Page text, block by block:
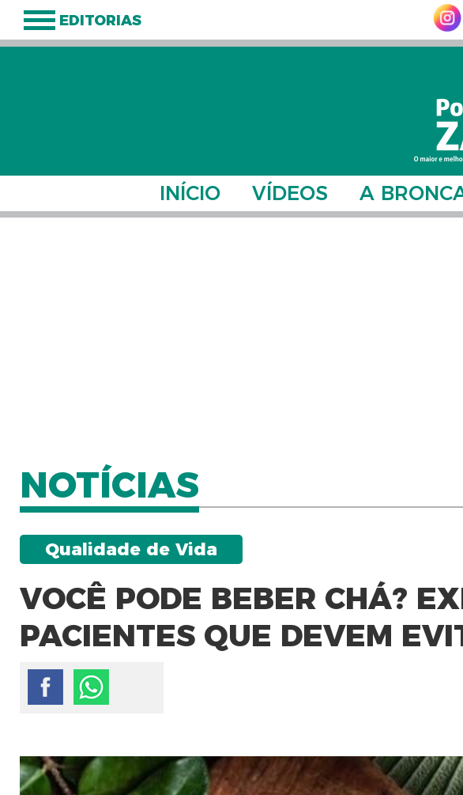
EDITORIAS
INÍCIO VÍDEOS A
NOTÍCIAS
Qualidade de Vida
VOCÊ PODE BEBER CHÁ?
PACIENTES QUE DEVEM